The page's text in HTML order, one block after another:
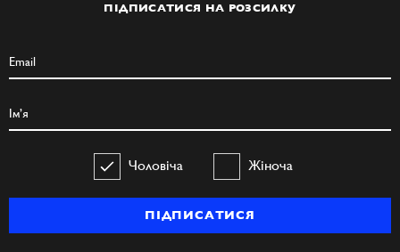
ПІДПИСАТИСЯ НА РОЗСИЛКУ
Чоловіча Жіноча
ПІДПИСАТИСЯ